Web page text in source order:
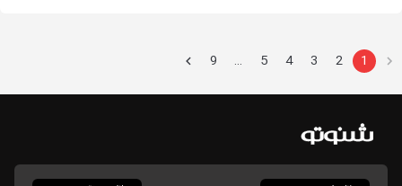
1
2
3
4
5
…
9